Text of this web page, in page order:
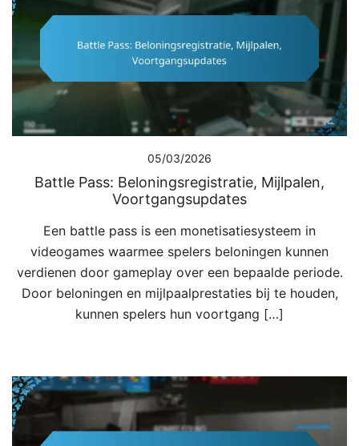
05/03/2026
Battle Pass: Beloningsregistratie, Mijlpalen,
Voortgangsupdates
Een battle pass is een monetisatiesysteem in
videogames waarmee spelers beloningen kunnen
verdienen door gameplay over een bepaalde periode.
Door beloningen en mijlpaalprestaties bij te houden,
kunnen spelers hun voortgang […]